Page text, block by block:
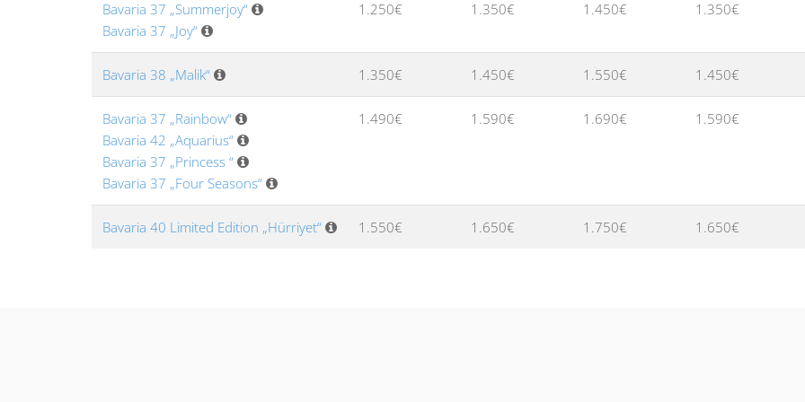
Bavaria 37 „Summerjoy“
Bavaria 37 „Joy“
1.250€ 1.350€ 1.450€ 1.350€
Bavaria 38 „Malik“ 1.350€ 1.450€ 1.550€ 1.450€
Bavaria 37 „Rainbow“
Bavaria 42 „Aquarius“
Bavaria 37 „Princess “
Bavaria 37 „Four Seasons“
1.490€ 1.590€ 1.690€ 1.590€
Bavaria 40 Limited Edition „Hürriyet“ 1.550€ 1.650€ 1.750€ 1.650€